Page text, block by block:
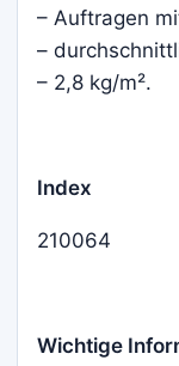
– Auftragen
–
– 2,8 kg/m².
Index
210064
Wichtige